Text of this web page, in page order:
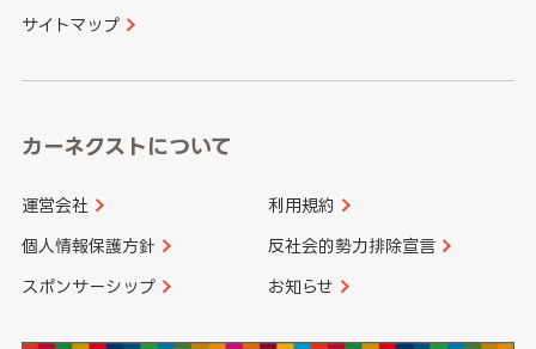
サイトマップ
カーネクストについて
運営会社 利用規約
個人情報保護方針 反社会的勢力排除宣言
スポンサーシップ お知らせ